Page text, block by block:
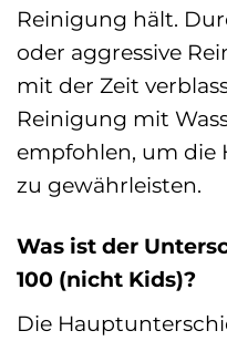
Reinigung hält.
oder aggressive
mit der Zeit
Reinigung mit
empfohlen, um die
zu gewährleisten.
Was ist der
100 (nicht Kids)?
Die